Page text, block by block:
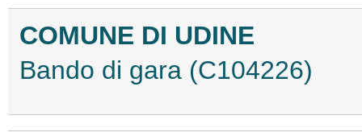
COMUNE DI UDINE
Bando di gara (C104226)